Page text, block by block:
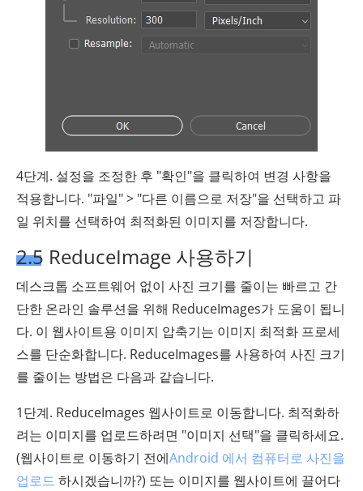
4단계. 설정을 조정한 후 "확인"을 클릭하여 변경 사항을
적용합니다. "파일" > "다른 이름으로 저장"을 선택하고 파
일 위치를 선택하여 최적화된 이미지를 저장합니다.
2.5 ReduceImage 사용하기
데스크톱 소프트웨어 없이 사진 크기를 줄이는 빠르고 간
단한 온라인 솔루션을 위해 ReduceImages가 도움이 됩니
다. 이 웹사이트용 이미지 압축기는 이미지 최적화 프로세
스를 단순화합니다. ReduceImages를 사용하여 사진 크기
를 줄이는 방법은 다음과 같습니다.
1단계. ReduceImages 웹사이트로 이동합니다. 최적화하
려는 이미지를 업로드하려면 "이미지 선택"을 클릭하세요.
(웹사이트로 이동하기 전에Android 에서 컴퓨터로 사진을
업로드 하시겠습니까?) 또는 이미지를 웹사이트에 끌어다